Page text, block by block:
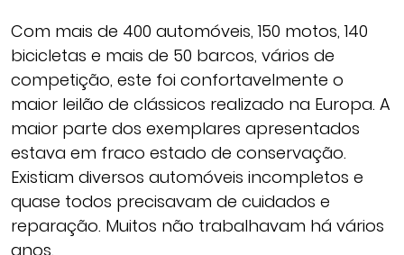
Com mais de 400 automóveis, 150 motos, 140
bicicletas e mais de 50 barcos, vários de
competição, este foi confortavelmente o
maior leilão de clássicos realizado na Europa. A
maior parte dos exemplares apresentados
estava em fraco estado de conservação.
Existiam diversos automóveis incompletos e
quase todos precisavam de cuidados e
reparação. Muitos não trabalhavam há vários
anos.